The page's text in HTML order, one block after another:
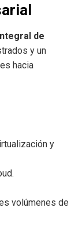
de
y un
hacia
y
volúmenes de